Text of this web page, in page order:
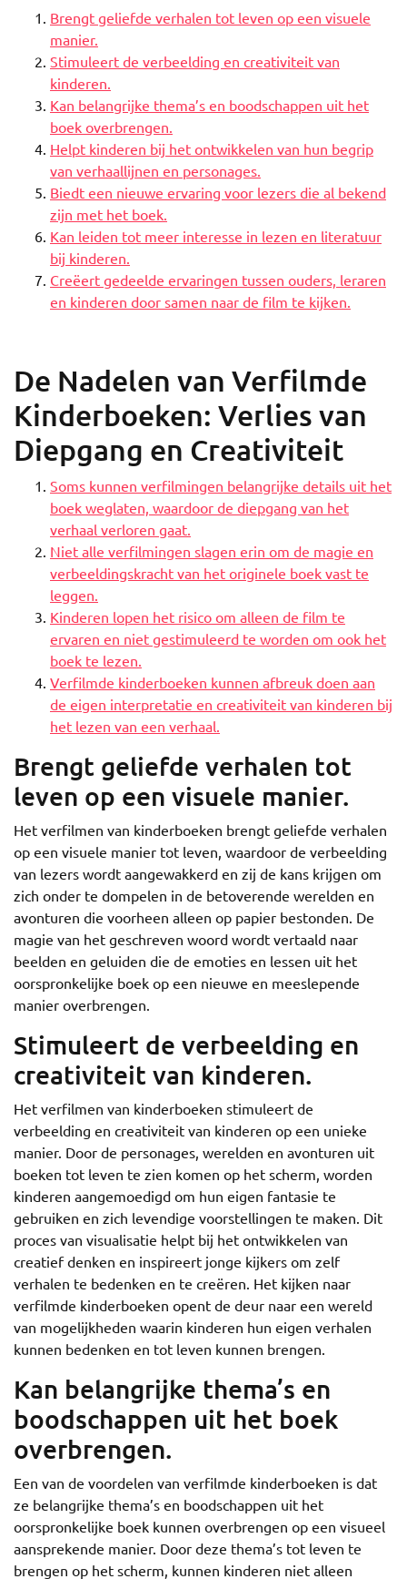
Brengt geliefde verhalen tot leven op een visuele
manier.
Stimuleert de verbeelding en creativiteit van
kinderen.
Kan belangrijke thema’s en boodschappen uit het
boek overbrengen.
Helpt kinderen bij het ontwikkelen van hun begrip
van verhaallijnen en personages.
Biedt een nieuwe ervaring voor lezers die al bekend
zijn met het boek.
Kan leiden tot meer interesse in lezen en literatuur
bij kinderen.
Creëert gedeelde ervaringen tussen ouders, leraren
en kinderen door samen naar de film te kijken.
De Nadelen van Verfilmde
Kinderboeken: Verlies van
Diepgang en Creativiteit
Soms kunnen verfilmingen belangrijke details uit het
boek weglaten, waardoor de diepgang van het
verhaal verloren gaat.
Niet alle verfilmingen slagen erin om de magie en
verbeeldingskracht van het originele boek vast te
leggen.
Kinderen lopen het risico om alleen de film te
ervaren en niet gestimuleerd te worden om ook het
boek te lezen.
Verfilmde kinderboeken kunnen afbreuk doen aan
de eigen interpretatie en creativiteit van kinderen bij
het lezen van een verhaal.
Brengt geliefde verhalen tot
leven op een visuele manier.
Het verfilmen van kinderboeken brengt geliefde verhalen
op een visuele manier tot leven, waardoor de verbeelding
van lezers wordt aangewakkerd en zij de kans krijgen om
zich onder te dompelen in de betoverende werelden en
avonturen die voorheen alleen op papier bestonden. De
magie van het geschreven woord wordt vertaald naar
beelden en geluiden die de emoties en lessen uit het
oorspronkelijke boek op een nieuwe en meeslepende
manier overbrengen.
Stimuleert de verbeelding en
creativiteit van kinderen.
Het verfilmen van kinderboeken stimuleert de
verbeelding en creativiteit van kinderen op een unieke
manier. Door de personages, werelden en avonturen uit
boeken tot leven te zien komen op het scherm, worden
kinderen aangemoedigd om hun eigen fantasie te
gebruiken en zich levendige voorstellingen te maken. Dit
proces van visualisatie helpt bij het ontwikkelen van
creatief denken en inspireert jonge kijkers om zelf
verhalen te bedenken en te creëren. Het kijken naar
verfilmde kinderboeken opent de deur naar een wereld
van mogelijkheden waarin kinderen hun eigen verhalen
kunnen bedenken en tot leven kunnen brengen.
Kan belangrijke thema’s en
boodschappen uit het boek
overbrengen.
Een van de voordelen van verfilmde kinderboeken is dat
ze belangrijke thema’s en boodschappen uit het
oorspronkelijke boek kunnen overbrengen op een visueel
aansprekende manier. Door deze thema’s tot leven te
brengen op het scherm, kunnen kinderen niet alleen